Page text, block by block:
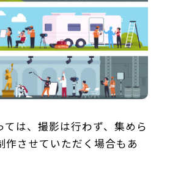
ては、撮影は行わず、集めら
作させていただく場合もあ